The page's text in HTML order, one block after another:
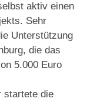
aktiv einen
Sehr
Unterstützung
die das
5.000 Euro
startete die